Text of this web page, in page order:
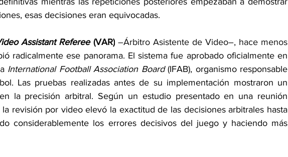
esas decisiones eran equivocadas.
Assistant Referee (VAR) –Árbitro Asistente de Video–, hace menos
radicalmente ese panorama. El sistema fue aprobado oficialmente en
International Football Association Board (IFAB), organismo responsable
Las pruebas realizadas antes de su implementación mostraron un
la precisión arbitral. Según un estudio presentado en una reunión
revisión por video elevó la exactitud de las decisiones arbitrales hasta
considerablemente los errores decisivos del juego y haciendo más